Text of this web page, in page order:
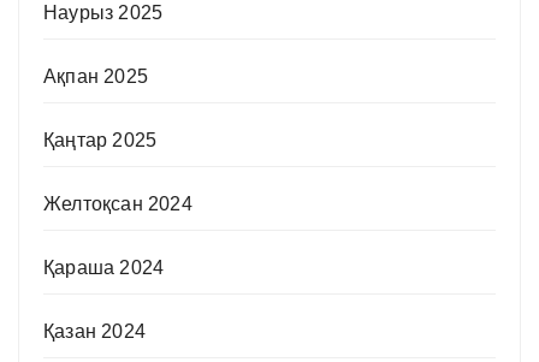
Наурыз 2025
Ақпан 2025
Қаңтар 2025
Желтоқсан 2024
Қараша 2024
Қазан 2024